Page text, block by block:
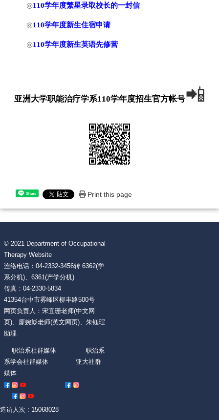
◎110学年度繁星录取校长的一封信
◎110学年度新生住宿申请
◎110学年度新生英语先修营
亚洲大学职能治疗学系110学年度招生官方帐号📲
Share Print this page
© 2021 Department of Occupational
Therapy Website
连络电话：04-2332-3456转 6362(学
系分机)、6361(产学分机)
传真：04-2330-5834
41354台中市雾峰区柳丰路500号
网页负责人：宋宜珊老师(中文网
页)、廖婉彣老师(英文网页)、朱钰珵
助理
职治系社群媒体 职治系
系学会社群媒体 亚大社群
媒体
造访人次 : 15068028